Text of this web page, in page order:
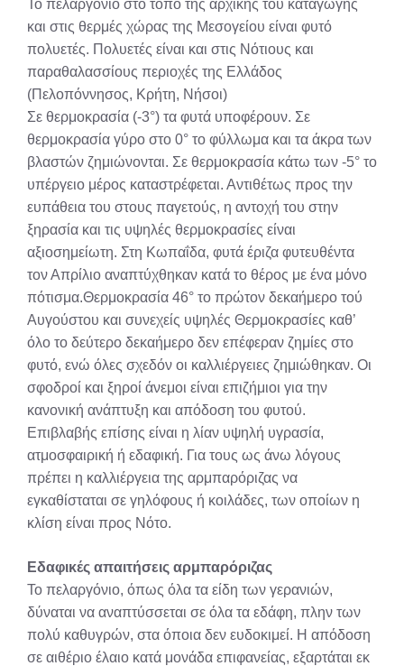
Το πελαργόνιο στο τόπο της αρχικής του καταγωγής
και στις θερμές χώρας της Μεσογείου είναι φυτό
πολυετές. Πολυετές είναι και στις Νότιους και
παραθαλασσίους περιοχές της Ελλάδος
(Πελοπόννησος, Κρήτη, Νήσοι)
Σε θερμοκρασία (-3°) τα φυτά υποφέρουν. Σε
θερμοκρασία γύρο στο 0° το φύλλωμα και τα άκρα των
βλαστών ζημιώνονται. Σε θερμοκρασία κάτω των -5° το
υπέργειο μέρος καταστρέφεται. Αντιθέτως προς την
ευπάθεια του στους παγετούς, η αντοχή του στην
ξηρασία και τις υψηλές θερμοκρασίες είναι
αξιοσημείωτη. Στη Κωπαΐδα, φυτά έριζα φυτευθέντα
τον Απρίλιο αναπτύχθηκαν κατά το θέρος με ένα μόνο
πότισμα.Θερμοκρασία 46° το πρώτον δεκαήμερο τού
Αυγούστου και συνεχείς υψηλές Θερμοκρασίες καθ’
όλο το δεύτερο δεκαήμερο δεν επέφεραν ζημίες στο
φυτό, ενώ όλες σχεδόν οι καλλιέργειες ζημιώθηκαν. Οι
σφοδροί και ξηροί άνεμοι είναι επιζήμιοι για την
κανονική ανάπτυξη και απόδοση του φυτού.
Επιβλαβής επίσης είναι η λίαν υψηλή υγρασία,
ατμοσφαιρική ή εδαφική. Για τους ως άνω λόγους
πρέπει η καλλιέργεια της αρμπαρόριζας να
εγκαθίσταται σε γηλόφους ή κοιλάδες, των οποίων η
κλίση είναι προς Νότο.
Εδαφικές απαιτήσεις αρμπαρόριζας
Το πελαργόνιο, όπως όλα τα είδη των γερανιών,
δύναται να αναπτύσσεται σε όλα τα εδάφη, πλην των
πολύ καθυγρών, στα όποια δεν ευδοκιμεί. Η απόδοση
σε αιθέριο έλαιο κατά μονάδα επιφανείας, εξαρτάται εκ